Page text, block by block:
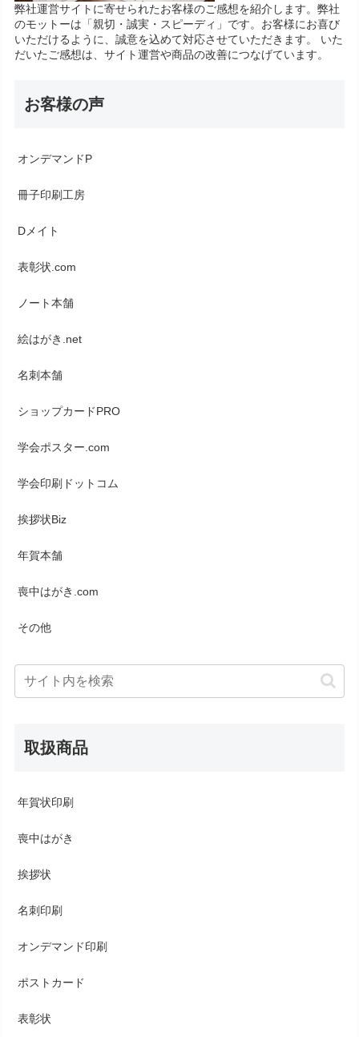
弊社運営サイトに寄せられたお客様のご感想を紹介します。弊社
のモットーは「親切・誠実・スピーディ」です。お客様にお喜び
いただけるように、誠意を込めて対応させていただきます。 いた
だいたご感想は、サイト運営や商品の改善につなげています。
お客様の声
オンデマンドP
冊子印刷工房
Dメイト
表彰状.com
ノート本舗
絵はがき.net
名刺本舗
ショップカードPRO
学会ポスター.com
学会印刷ドットコム
挨拶状Biz
年賀本舗
喪中はがき.com
その他
取扱商品
年賀状印刷
喪中はがき
挨拶状
名刺印刷
オンデマンド印刷
ポストカード
表彰状